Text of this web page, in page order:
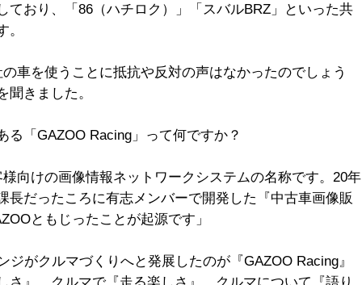
おり、「86（ハチロク）」「スバルBRZ」といった共
。
車を使うことに抵抗や反対の声はなかったのでしょう
きました。
「GAZOO Racing」って何ですか？
向けの画像情報ネットワークシステムの名称です。20年
長だったころに有志メンバーで開発した『中古車画像販
ともじったことが起源です」
がクルマづくりへと発展したのが『GAZOO Racing』